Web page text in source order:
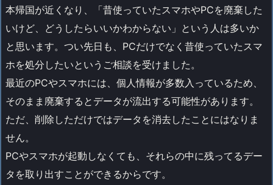
本帰国が近くなり、「昔使っていたスマホやPCを廃棄した
いけど、どうしたらいいかわからない」という人は多いか
と思います。つい先日も、PCだけでなく昔使っていたスマ
ホを処分したいというご相談を受けました。
最近のPCやスマホには、個人情報が多数入っているため、
そのまま廃棄するとデータが流出する可能性があります。
ただ、削除しただけではデータを消去したことにはなりま
せん。
PCやスマホが起動しなくても、それらの中に残ってるデー
タを取り出すことができるからです。